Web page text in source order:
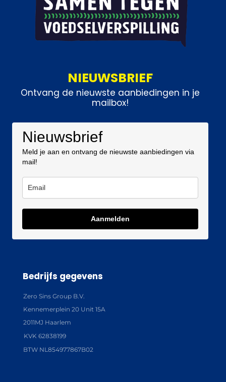
NIEUWSBRIEF
Ontvang de nieuwste aanbiedingen in je
mailbox!
Nieuwsbrief
Meld je aan en ontvang de nieuwste aanbiedingen via
mail!
Aanmelden
Bedrijfs gegevens
Zero Sins Group B.V.
Kennemerplein 20 Unit 15A
2011MJ Haarlem
KVK 62838199
BTW NL854977867B02